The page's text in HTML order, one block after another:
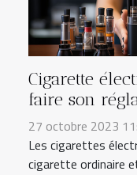
Cigarette
faire son
27 octobre 2023
Les cigarettes
cigarette ordinaire